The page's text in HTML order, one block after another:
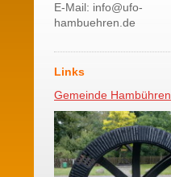
E-Mail: info@ufo-
hambuehren.de
Links
Gemeinde Hambühren